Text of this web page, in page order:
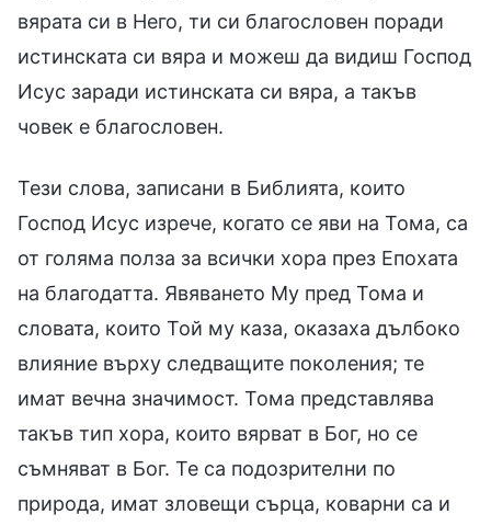
вярата си в Него, ти си благословен поради
истинската си вяра и можеш да видиш Господ
Исус заради истинската си вяра, а такъв
човек е благословен.
Тези слова, записани в Библията, които
Господ Исус изрече, когато се яви на Тома, са
от голяма полза за всички хора през Епохата
на благодатта. Явяването Му пред Тома и
словата, които Той му каза, оказаха дълбоко
влияние върху следващите поколения; те
имат вечна значимост. Тома представлява
такъв тип хора, които вярват в Бог, но се
съмняват в Бог. Те са подозрителни по
природа, имат зловещи сърца, коварни са и